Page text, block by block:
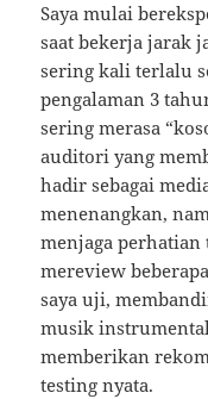
Saya mulai
saat bekerja jarak
sering kali terlalu
pengalaman 3
sering merasa
auditori yang
hadir sebagai
menenangkan,
menjaga
mereview
saya uji,
musik
memberikan
testing nyata.